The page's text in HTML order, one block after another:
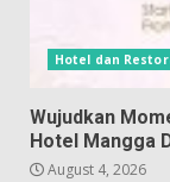
Hotel dan
Wujudkan
Hotel Mangga
August 4, 2026